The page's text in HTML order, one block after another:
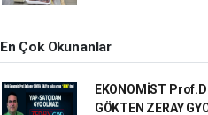
En Çok Okunanlar
EKONOMİST
GÖKTEN ZERAY